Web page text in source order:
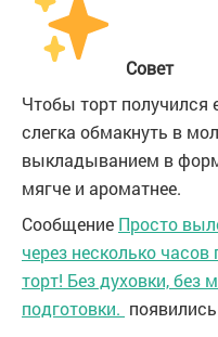
Совет
Чтобы торт получился
слегка обмакнуть в
выкладыванием в
мягче и ароматнее.
Сообщение Просто
через несколько
торт! Без духовки, без
подготовки.